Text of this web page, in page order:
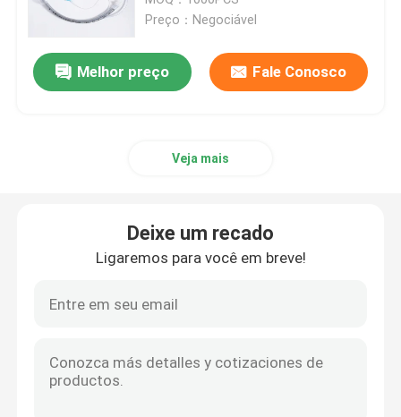
Tubo brônquico do lúmen dobro
Cateter da sução
Preço：Negociável
Melhor preço Fale Conosco
Veja mais
Deixe um recado
Ligaremos para você em breve!